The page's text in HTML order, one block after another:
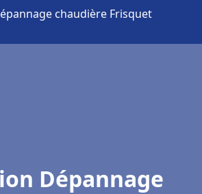
chaudière Frisquet
Dépannage